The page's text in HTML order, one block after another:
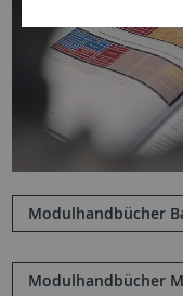
Modulhandbücher
Modulhandbücher